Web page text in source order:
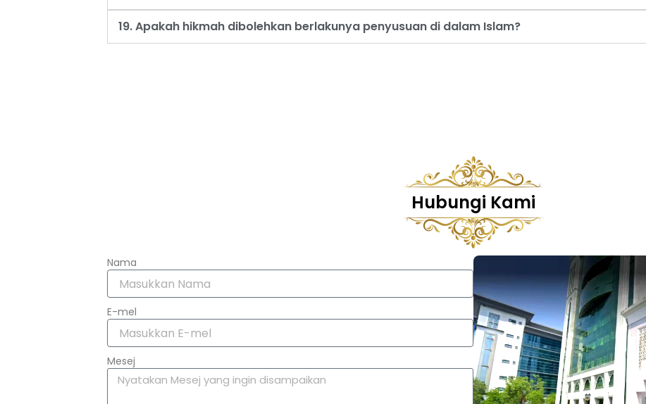
19. Apakah hikmah dibolehkan berlakunya penyusuan di dalam Islam?
Hubungi Kami
Nama
E-mel
Mesej